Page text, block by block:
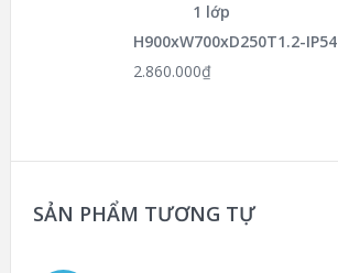
1 lớp
H900xW700xD250T1.2-IP54
2.860.000₫
SẢN PHẨM TƯƠNG TỰ